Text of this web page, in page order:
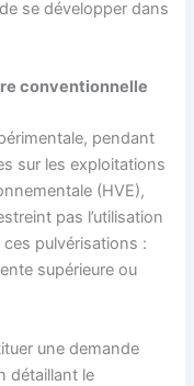
se développer dans
conventionnelle
pendant
sur les exploitations
(HVE),
pas l’utilisation
pulvérisations :
supérieure ou
une demande
détaillant le